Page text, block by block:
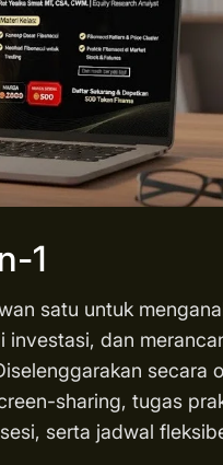
1
satu untuk
investasi, dan
secara
sharing, tugas
serta jadwal